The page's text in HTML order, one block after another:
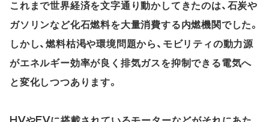
これまで世界経済を文字通り動かしてきたのは、石炭や
ガソリンなど化石燃料を大量消費する内燃機関でした。
しかし、燃料枯渇や環境問題から、モビリティの動力源
がエネルギー効率が良く排気ガスを抑制できる電気へ
と変化しつつあります。